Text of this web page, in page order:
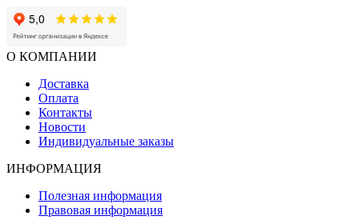
О КОМПАНИИ
Доставка
Оплата
Контакты
Новости
Индивидуальные заказы
ИНФОРМАЦИЯ
Полезная информация
Правовая информация